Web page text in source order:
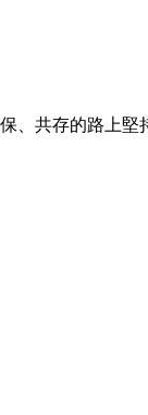
、共存的路上堅